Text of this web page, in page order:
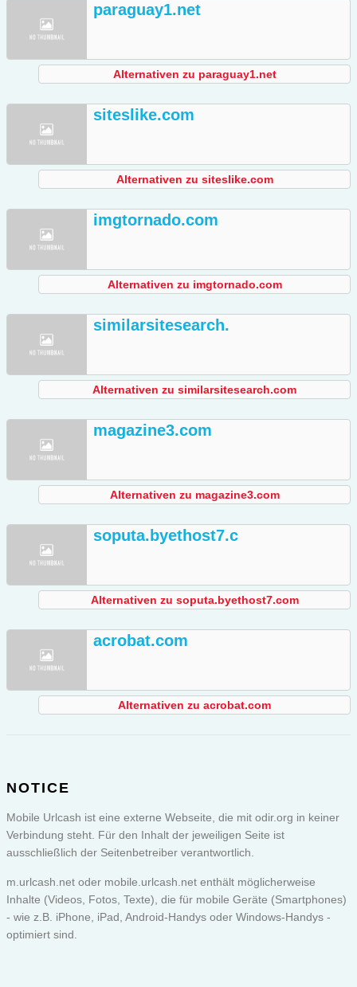
paraguay1.net
Alternativen zu paraguay1.net
siteslike.com
Alternativen zu siteslike.com
imgtornado.com
Alternativen zu imgtornado.com
similarsitesearch.
Alternativen zu similarsitesearch.com
magazine3.com
Alternativen zu magazine3.com
soputa.byethost7.c
Alternativen zu soputa.byethost7.com
acrobat.com
Alternativen zu acrobat.com
NOTICE
Mobile Urlcash ist eine externe Webseite, die mit odir.org in keiner
Verbindung steht. Für den Inhalt der jeweiligen Seite ist
ausschließlich der Seitenbetreiber verantwortlich.
m.urlcash.net oder mobile.urlcash.net enthält möglicherweise
Inhalte (Videos, Fotos, Texte), die für mobile Geräte (Smartphones)
- wie z.B. iPhone, iPad, Android-Handys oder Windows-Handys -
optimiert sind.